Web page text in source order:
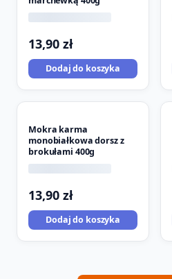
13,90 zł
Dodaj do koszyka
Mokra karma
monobiałkowa dorsz z
brokułami 400g
13,90 zł
Dodaj do koszyka